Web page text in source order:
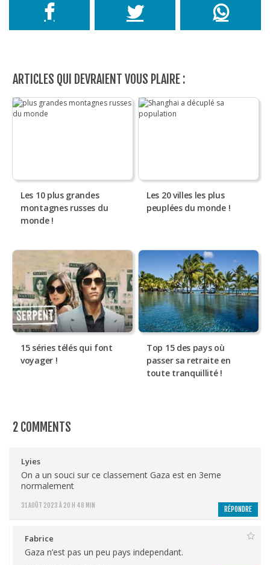
ARTICLES QUI DEVRAIENT VOUS PLAIRE :
Les 10 plus grandes
montagnes russes du
monde !
Les 20 villes les plus
peuplées du monde !
15 séries télés qui font
voyager !
Top 15 des pays où
passer sa retraite en
toute tranquillité !
2 COMMENTS
Lyies
31 AOÛT 2023 À 20 H 48 MIN
On a un souci sur ce classement Gaza est en 3eme
normalement
RÉPONDRE
Fabrice
Gaza n’est pas un peu pays independant.